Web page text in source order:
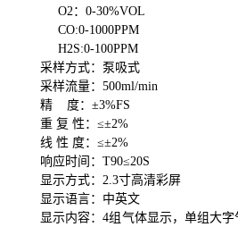
O2：0-30%VOL
CO:0-1000PPM
H2S:0-100PPM
采样方式：泵吸式
采样流量：500ml/min
精 度：±3%FS
重 复 性：≤±2%
线 性 度：≤±2%
响应时间 ： T90≤20S
显示方式：2.3寸高清彩屏
显示语言：中英文
显示内容：4组气体显示，单组大